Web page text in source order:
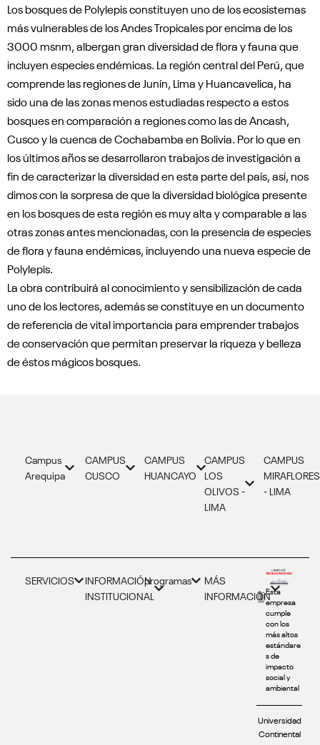
Los bosques de Polylepis constituyen uno de los ecosistemas
más vulnerables de los Andes Tropicales por encima de los
3000 msnm, albergan gran diversidad de flora y fauna que
incluyen especies endémicas. La región central del Perú, que
comprende las regiones de Junín, Lima y Huancavelica, ha
sido una de las zonas menos estudiadas respecto a estos
bosques en comparación a regiones como las de Ancash,
Cusco y la cuenca de Cochabamba en Bolivia. Por lo que en
los últimos años se desarrollaron trabajos de investigación a
fin de caracterizar la diversidad en esta parte del país, así, nos
dimos con la sorpresa de que la diversidad biológica presente
en los bosques de esta región es muy alta y comparable a las
otras zonas antes mencionadas, con la presencia de especies
de flora y fauna endémicas, incluyendo una nueva especie de
Polylepis.
La obra contribuirá al conocimiento y sensibilización de cada
uno de los lectores, además se constituye en un documento
de referencia de vital importancia para emprender trabajos
de conservación que permitan preservar la riqueza y belleza
de éstos mágicos bosques.
Campus
Arequipa
CAMPUS
CUSCO
CAMPUS
HUANCAYO
CAMPUS
LOS
OLIVOS -
LIMA
CAMPUS
MIRAFLORES
- LIMA
SERVICIOS
INFORMACIÓN
INSTITUCIONAL
programas
MÁS
INFORMACIÓNEsta
empresa
cumple
con los
más altos
estándare
s de
impacto
social y
ambiental
Universidad
Continental